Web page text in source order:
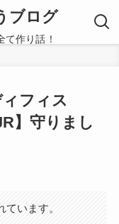
ブログ
作り話！
フィス
】守りまし
います。